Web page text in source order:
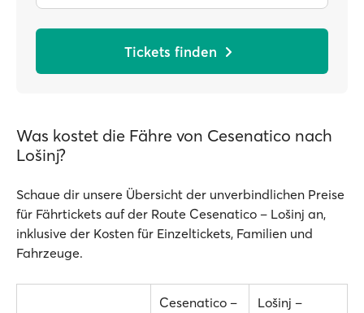
Tickets finden
Was kostet die Fähre von Cesenatico nach
Lošinj?
Schaue dir unsere Übersicht der unverbindlichen Preise
für Fährtickets auf der Route Cesenatico – Lošinj an,
inklusive der Kosten für Einzeltickets, Familien und
Fahrzeuge.
Cesenatico –
Lošinj –